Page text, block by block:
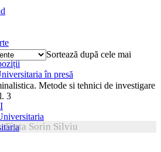
în presă
Sortează după cele mai
Finta Sorin Silviu